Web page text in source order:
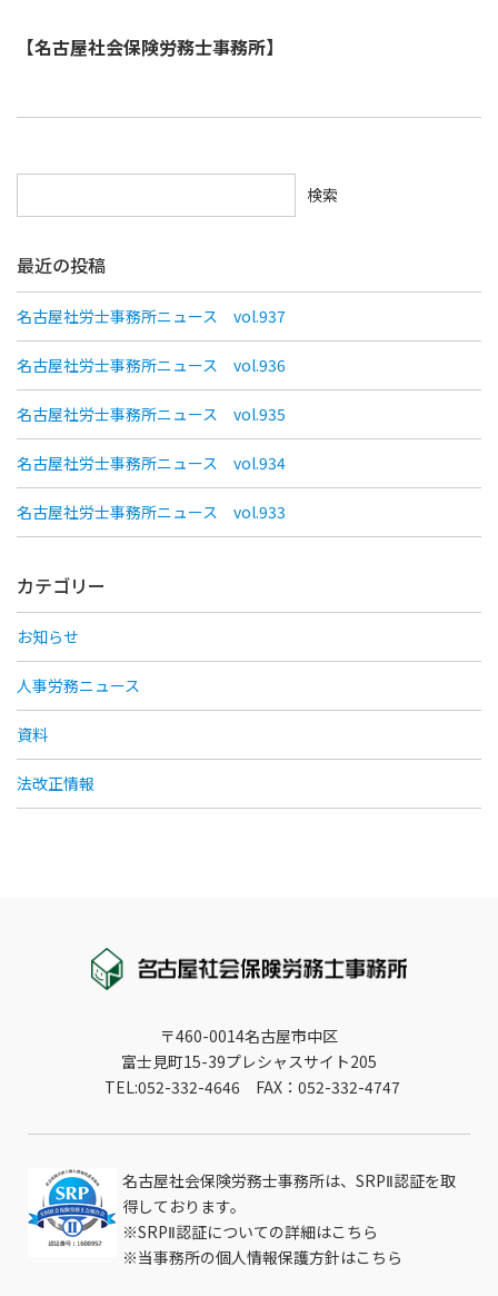
【名古屋社会保険労務士事務所】
検索
最近の投稿
名古屋社労士事務所ニュース vol.937
名古屋社労士事務所ニュース vol.936
名古屋社労士事務所ニュース vol.935
名古屋社労士事務所ニュース vol.934
名古屋社労士事務所ニュース vol.933
カテゴリー
お知らせ
人事労務ニュース
資料
法改正情報
〒460-0014名古屋市中区
富士見町15-39プレシャスサイト205
TEL:052-332-4646 FAX：052-332-4747
名古屋社会保険労務士事務所は、SRPⅡ認証を取
得しております。
※SRPⅡ認証についての詳細はこちら
※当事務所の個人情報保護方針はこちら